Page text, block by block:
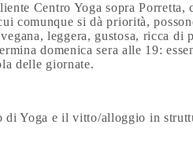
Centro Yoga sopra
comunque si dà priorità,
leggera, gustosa, ricca di
domenica sera alle 19:
delle giornate.
Yoga e il vitto/alloggio in